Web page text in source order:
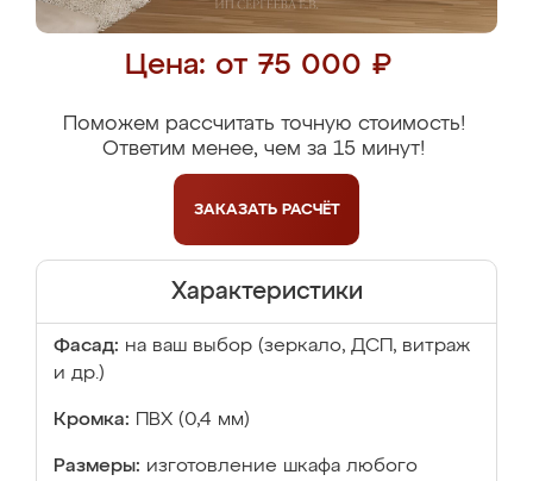
Цена: от 75 000 ₽
Поможем рассчитать точную стоимость!
Ответим менее, чем за 15 минут!
ЗАКАЗАТЬ РАСЧЁТ
Характеристики
Фасад: на ваш выбор (зеркало, ДСП, витраж
и др.)
Кромка: ПВХ (0,4 мм)
Размеры: изготовление шкафа любого